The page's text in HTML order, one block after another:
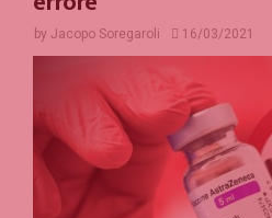
by Jacopo Soregaroli 16/03/2021